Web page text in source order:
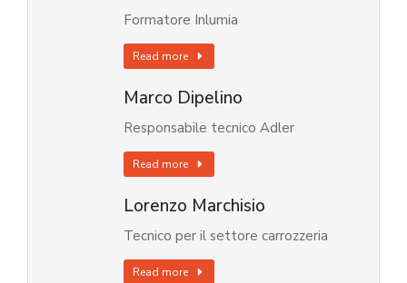
Formatore Inlumia
Read more
Marco Dipelino
Responsabile tecnico Adler
Read more
Lorenzo Marchisio
Tecnico per il settore carrozzeria
Read more